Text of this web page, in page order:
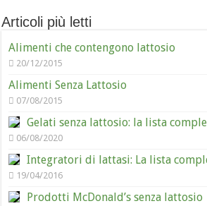
Articoli più letti
Alimenti che contengono lattosio
20/12/2015
Alimenti Senza Lattosio
07/08/2015
Gelati senza lattosio: la lista
06/08/2020
Integratori di lattasi: La lista
19/04/2016
Prodotti McDonald’s senza lattosio